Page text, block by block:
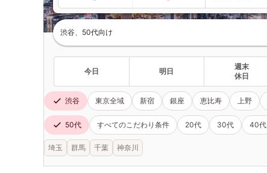
渋谷、50代向け
今日 明日
週末
休日
渋谷 東京全域 新宿 銀座 恵比寿 上野
50代 すべてのこだわり条件 20代 30代 40代
埼玉 群馬 千葉 神奈川